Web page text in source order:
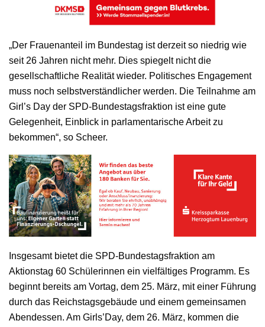
„Der Frauenanteil im Bundestag ist derzeit so niedrig wie
seit 26 Jahren nicht mehr. Dies spiegelt nicht die
gesellschaftliche Realität wieder. Politisches Engagement
muss noch selbstverständlicher werden. Die Teilnahme am
Girl’s Day der SPD-Bundestagsfraktion ist eine gute
Gelegenheit, Einblick in parlamentarische Arbeit zu
bekommen“, so Scheer.
Insgesamt bietet die SPD-Bundestagsfraktion am
Aktionstag 60 Schülerinnen ein vielfältiges Programm. Es
beginnt bereits am Vortag, dem 25. März, mit einer Führung
durch das Reichstagsgebäude und einem gemeinsamen
Abendessen. Am Girls’Day, dem 26. März, kommen die